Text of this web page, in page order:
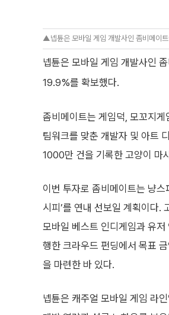
▲넵튠은 모바일 게임 개발사인 좀비메이
넵튠은 모바일 게임 개발사인
19.9%를 확보했다.
좀비메이트는 게임덕, 모꼬지
팀워크를 맞춘 개발자 및 아트
1000만 건을 기록한 고양이 마
이번 투자로 좀비메이트는 냥스
시피’를 연내 선보일 계획이다.
모바일 베스트 인디게임과 유
행한 크라우드 펀딩에서 목표
을 마련한 바 있다.
넵튠은 캐주얼 모바일 게임 라